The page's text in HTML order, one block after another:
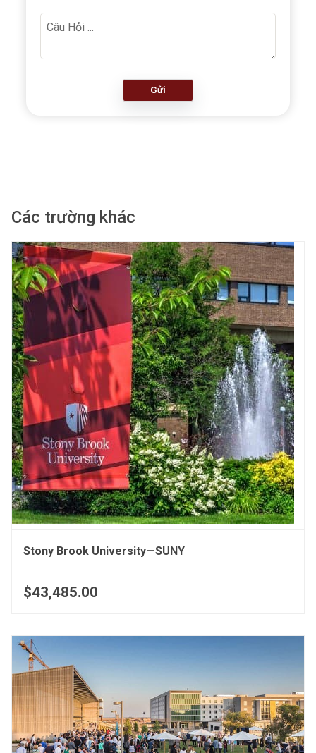
Gửi
Các trường khác
Stony Brook University—SUNY
$43,485.00